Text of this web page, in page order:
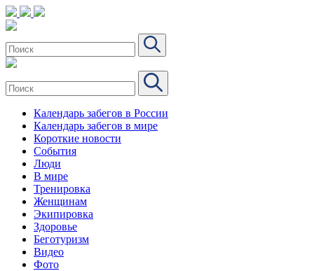
Календарь забегов в России
Календарь забегов в мире
Короткие новости
События
Люди
В мире
Тренировка
Женщинам
Экипировка
Здоровье
Беготуризм
Видео
Фото